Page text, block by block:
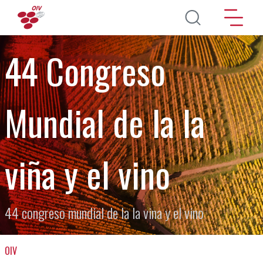
Pasar al contenido principal
44 Congreso
Mundial de la la
viña y el vino
44 congreso mundial de la la vina y el vino
OIV